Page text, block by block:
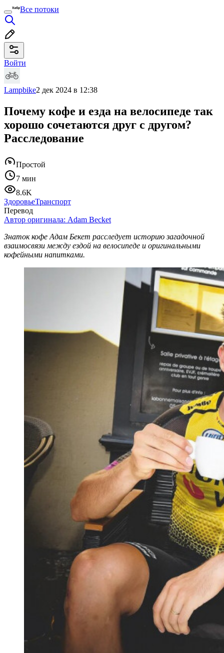
Все потоки
Войти
Lampbike2 дек 2024 в 12:38
Почему кофе и езда на велосипеде так
хорошо сочетаются друг с другом?
Расследование
Простой
7 мин
8.6K
ЗдоровьеТранспорт
Перевод
Автор оригинала: Adam Becket
Знаток кофе Адам Бекет расследует историю загадочной
взаимосвязи между ездой на велосипеде и оригинальными
кофейными напитками.